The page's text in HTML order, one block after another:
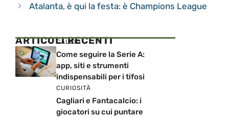
Atalanta, è qui la festa: è Champions League
ARTICOLI RECENTI
CALCIO
Come seguire la Serie A:
app, siti e strumenti
indispensabili per i tifosi
CURIOSITÀ
Cagliari e Fantacalcio: i
giocatori su cui puntare